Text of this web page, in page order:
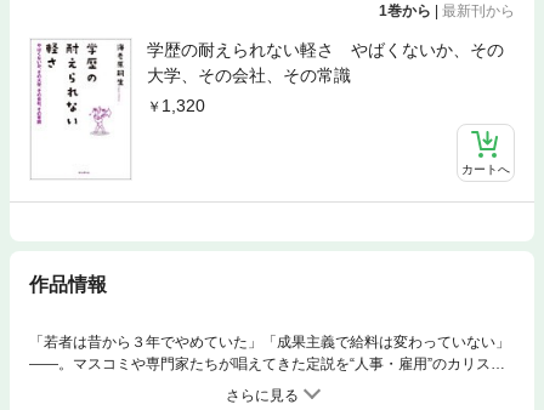
1巻から | 最新刊から
学歴の耐えられない軽さ やばくないか、その
大学、その会社、その常識
1,320
カートへ
作品情報
「若者は昔から３年でやめていた」「成果主義で給料は変わっていない」
――。マスコミや専門家たちが唱えてきた定説を“人事・雇用”のカリスマ
がデータをもとに一刀両断。厳しい雇用情勢の下、知っておきたい驚きの